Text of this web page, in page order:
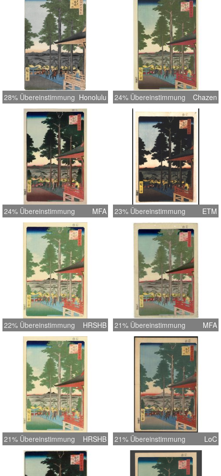
28% Übereinstimmung Honolulu 24% Übereinstimmung Chazen
24% Übereinstimmung MFA 23% Übereinstimmung ETM
22% Übereinstimmung HRSHB 21% Übereinstimmung MFA
21% Übereinstimmung HRSHB 21% Übereinstimmung LoC